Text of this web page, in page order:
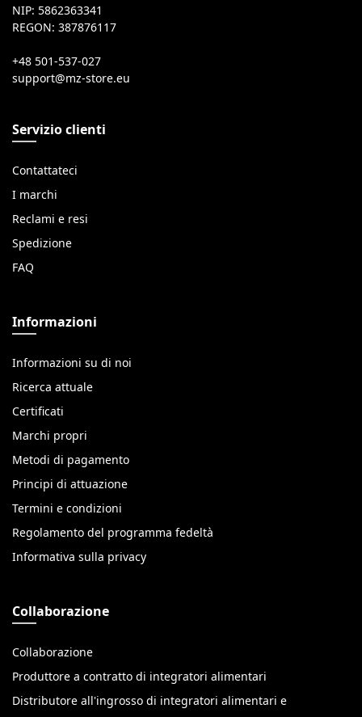
NIP: 5862363341
REGON: 387876117
+48 501-537-027
Servizio clienti
Contattateci
I marchi
Reclami e resi
Spedizione
FAQ
Informazioni
Informazioni su di noi
Ricerca attuale
Certificati
Marchi propri
Metodi di pagamento
Principi di attuazione
Termini e condizioni
Regolamento del programma fedeltà
Informativa sulla privacy
Collaborazione
Collaborazione
Produttore a contratto di integratori alimentari
Distributore all'ingrosso di integratori alimentari e